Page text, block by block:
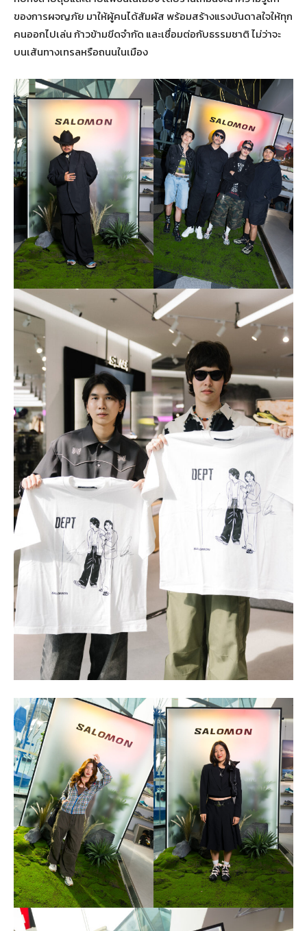
ของการผจญภัย มาให้ผู้คนได้สัมผัส พร้อมสร้างแรงบันดาลใจให้ทุก
คนออกไปเล่น ก้าวข้ามขีดจำกัด และเชื่อมต่อกับธรรมชาติ ไม่ว่าจะ
บนเส้นทางเทรลหรือถนนในเมือง